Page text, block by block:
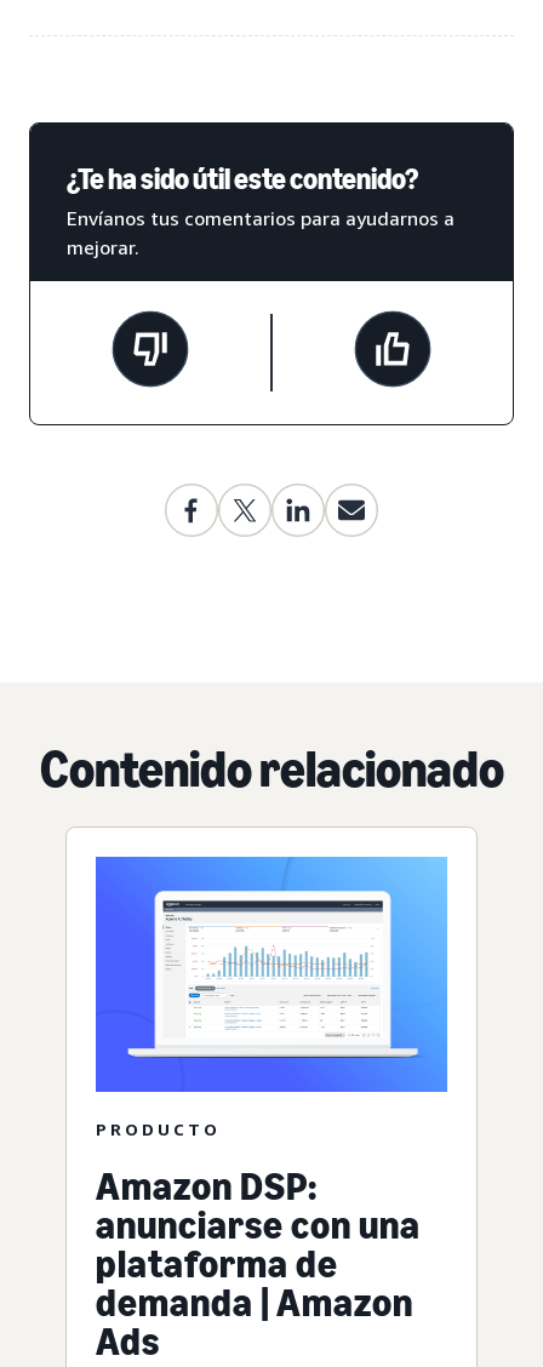
¿Te ha sido útil este contenido?
Envíanos tus comentarios para ayudarnos a
mejorar.
Contenido relacionado
PRODUCTO
Amazon DSP:
anunciarse con una
plataforma de
demanda | Amazon
Ads